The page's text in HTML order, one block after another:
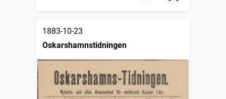
1883-10-23
Oskarshamnstidningen